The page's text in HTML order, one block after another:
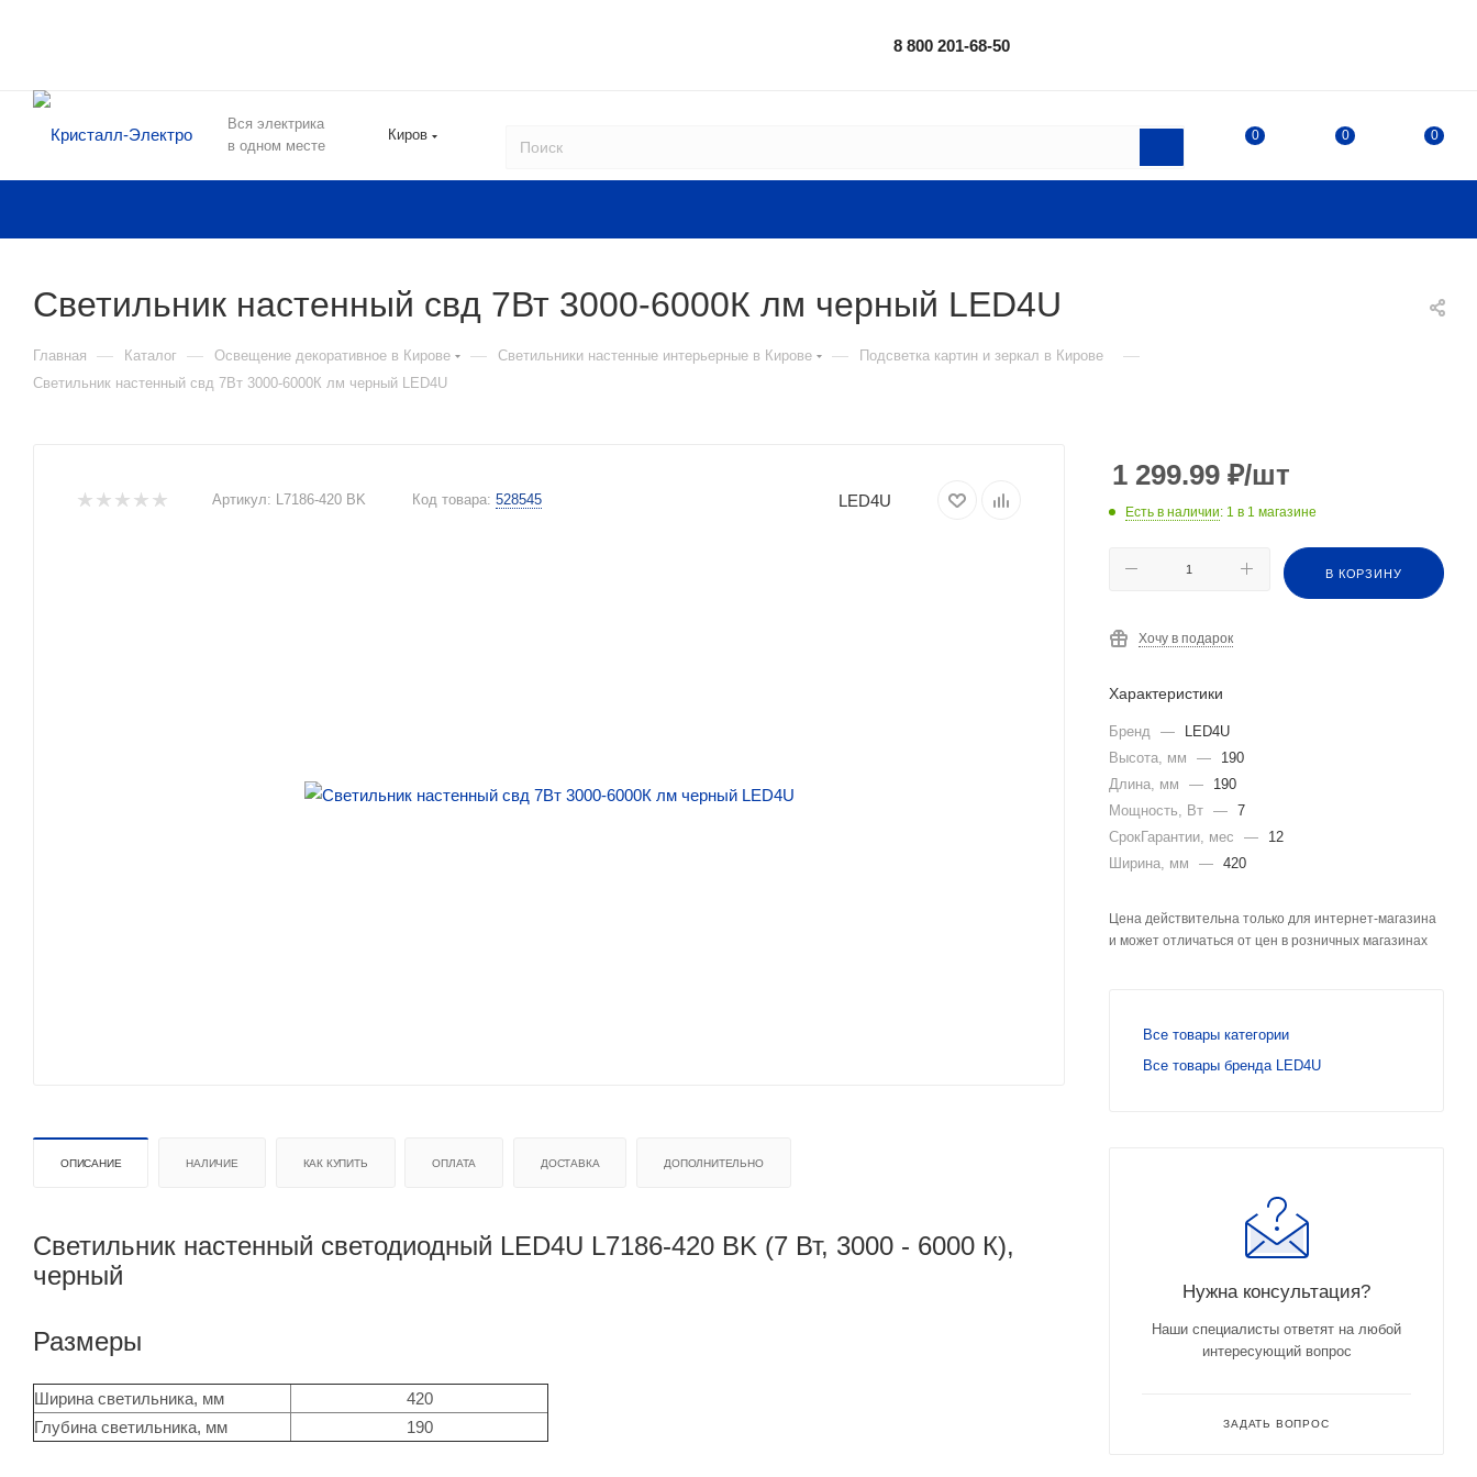
8 800 201-68-50
Вся электрика
в одном месте
Киров 0 0 0
Светильник настенный свд 7Вт 3000-6000К лм черный LED4U
Главная — Каталог — Освещение декоративное в Кирове — Светильники настенные интерьерные в Кирове — Подсветка картин и зеркал в Кирове —
Светильник настенный свд 7Вт 3000-6000К лм черный LED4U
Артикул: L7186-420 BK Код товара: 528545 LED4U
ОПИСАНИЕ НАЛИЧИЕ КАК КУПИТЬ ОПЛАТА ДОСТАВКА ДОПОЛНИТЕЛЬНО
Светильник настенный светодиодный LED4U L7186-420 BK (7 Вт, 3000 - 6000 К),
черный
Размеры
Ширина светильника, мм
420
Глубина светильника, мм
190
1 299.99 ₽/шт
Есть в наличии: 1 в 1 магазине
В КОРЗИНУ
Хочу в подарок
Характеристики
Бренд —
LED4U
Высота, мм
—
190
Длина, мм
—
190
Мощность, Вт — 7
СрокГарантии, мес
—
12
Ширина, мм
— 420
Цена действительна только для интернет-магазина
и может отличаться от цен в розничных магазинах
Все товары категории
Все товары бренда LED4U
Нужна консультация?
Наши специалисты ответят на любой
интересующий вопрос
ЗАДАТЬ ВОПРОС